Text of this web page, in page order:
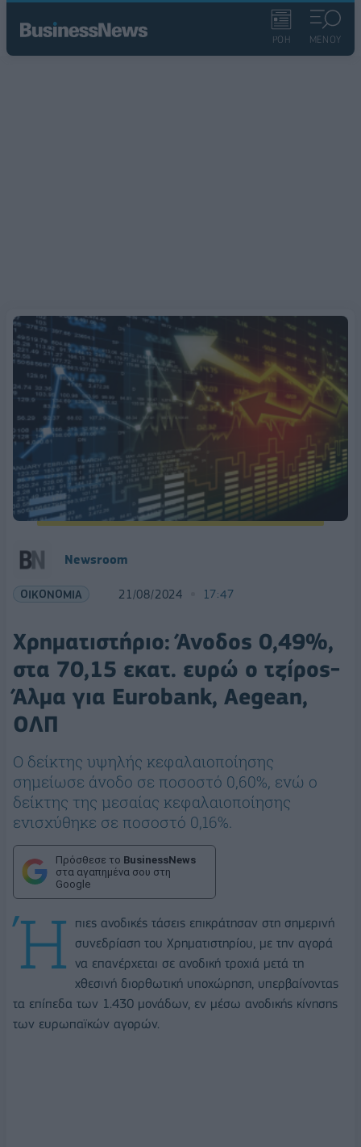
ΡΟΗ ΜΕΝΟΥ
Newsroom
ΟΙΚΟΝΟΜΙΑ 21/08/2024 17:47
Χρηματιστήριο: Άνοδος 0,49%,
στα 70,15 εκατ. ευρώ ο τζίρος-
Άλμα για Eurobank, Aegean,
ΟΛΠ
Ο δείκτης υψηλής κεφαλαιοποίησης
σημείωσε άνοδο σε ποσοστό 0,60%, ενώ ο
δείκτης της μεσαίας κεφαλαιοποίησης
ενισχύθηκε σε ποσοστό 0,16%.
Πρόσθεσε το BusinessNews
στα αγαπημένα σου στη
Google
Ή
πιες ανοδικές τάσεις επικράτησαν στη σημερινή
συνεδρίαση του Χρηματιστηρίου, με την αγορά
να επανέρχεται σε ανοδική τροχιά μετά τη
χθεσινή διορθωτική υποχώρηση, υπερβαίνοντας
τα επίπεδα των 1.430 μονάδων, εν μέσω ανοδικής κίνησης
των ευρωπαϊκών αγορών.